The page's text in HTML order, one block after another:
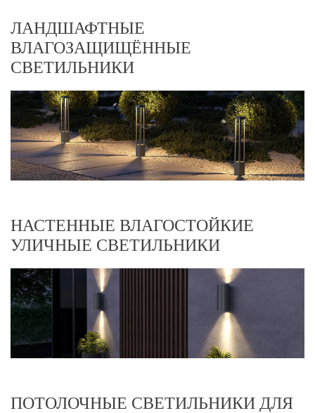
ЛАНДШАФТНЫЕ
ВЛАГОЗАЩИЩЁННЫЕ
СВЕТИЛЬНИКИ
НАСТЕННЫЕ ВЛАГОСТОЙКИЕ
УЛИЧНЫЕ СВЕТИЛЬНИКИ
ПОТОЛОЧНЫЕ СВЕТИЛЬНИКИ ДЛЯ